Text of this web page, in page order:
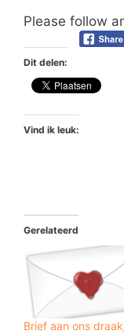
Please follow
Dit delen:
Vind ik leuk:
Gerelateerd
Brief aan ons